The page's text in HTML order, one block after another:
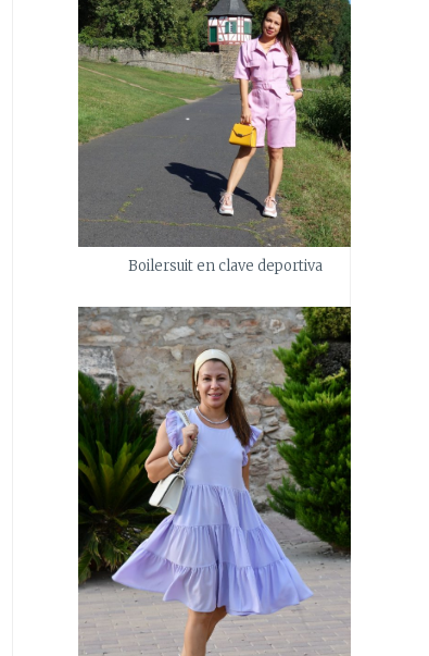
Boilersuit en clave deportiva